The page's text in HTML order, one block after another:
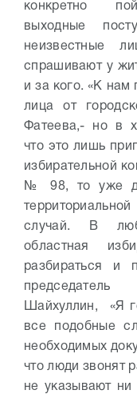
конкретно
выходные
неизвестные
спрашивают у
и за кого. «К нам
лица от
Фатеева,- но в
что это лишь
избирательной
№ 98, то уже
случай. В
областная
разбираться и
Шайхуллин, «Я
все подобные
необходимых
что люди звонят
не указывают